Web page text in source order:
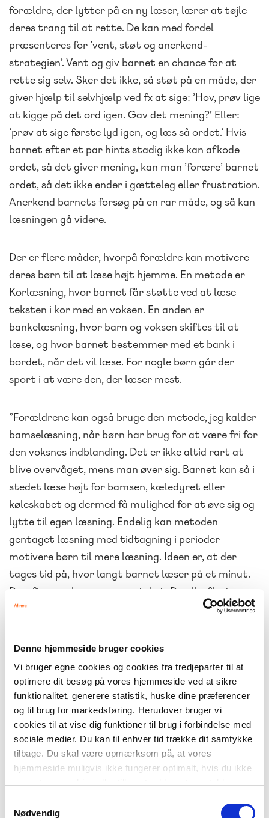
Denne hjemmeside bruger cookies
Vi bruger egne cookies og cookies fra tredjeparter til at
optimere dit besøg på vores hjemmeside ved at sikre
funktionalitet, generere statistik, huske dine præferencer
og til brug for markedsføring. Herudover bruger vi
cookies til at vise dig funktioner til brug i forbindelse med
sociale medier. Du kan til enhver tid trække dit samtykke
tilbage. Du skal være opmærksom på, at vores
hjemmeside muligvis ikke fungerer optimalt, hvis du ikke
Nødvendig
forældre, der lytter på en ny læser, lærer at tøjle
deres trang til at rette. De kan med fordel
præsenteres for ’vent, støt og anerkend-
strategien’. Vent og giv barnet en chance for at
rette sig selv. Sker det ikke, så støt på en måde, der
giver hjælp til selvhjælp ved fx at sige: ’Hov, prøv lige
at kigge på det ord igen. Gav det mening?’ Eller:
’prøv at sige første lyd igen, og læs så ordet.’ Hvis
barnet efter et par hints stadig ikke kan afkode
ordet, så det giver mening, kan man ’forære’ barnet
ordet, så det ikke ender i gætteleg eller frustration.
Anerkend barnets forsøg på en rar måde, og så kan
læsningen gå videre.
Der er flere måder, hvorpå forældre kan motivere
deres børn til at læse højt hjemme. En metode er
Korlæsning, hvor barnet får støtte ved at læse
teksten i kor med en voksen. En anden er
bankelæsning, hvor barn og voksen skiftes til at
læse, og hvor barnet bestemmer med et bank i
bordet, når det vil læse. For nogle børn går der
sport i at være den, der læser mest.
”Forældrene kan også bruge den metode, jeg kalder
bamselæsning, når børn har brug for at være fri for
den voksnes indblanding. Det er ikke altid rart at
blive overvåget, mens man øver sig. Barnet kan så i
stedet læse højt for bamsen, kæledyret eller
køleskabet og dermed få mulighed for at øve sig og
lytte til egen læsning. Endelig kan metoden
gentaget læsning med tidtagning i perioder
motivere børn til mere læsning. Ideen er, at der
tages tid på, hvor langt barnet læser på et minut.
Derefter genlæses samme tekst. De allerfleste
børn vil allerede anden gang læse samme tekst
hurtigere og dermed tydeligt motiveres af at
kunne se egne fremskridt,” fortæller Louise
Rønberg.
STIMULER FORESTILLINGSEVNEN
I en tid, hvor børn bliver bombarderet med billeder
og billedfortællinger fra den tidligste barndom, er
det vigtigt ikke at glemme at styrke børnenes evne
til at være deres egen billedproducent og evne til at
forestille sig, hvad de læser. Et godt udbytte af
læsning kræver, at man øver sig i at lytte og aktivt